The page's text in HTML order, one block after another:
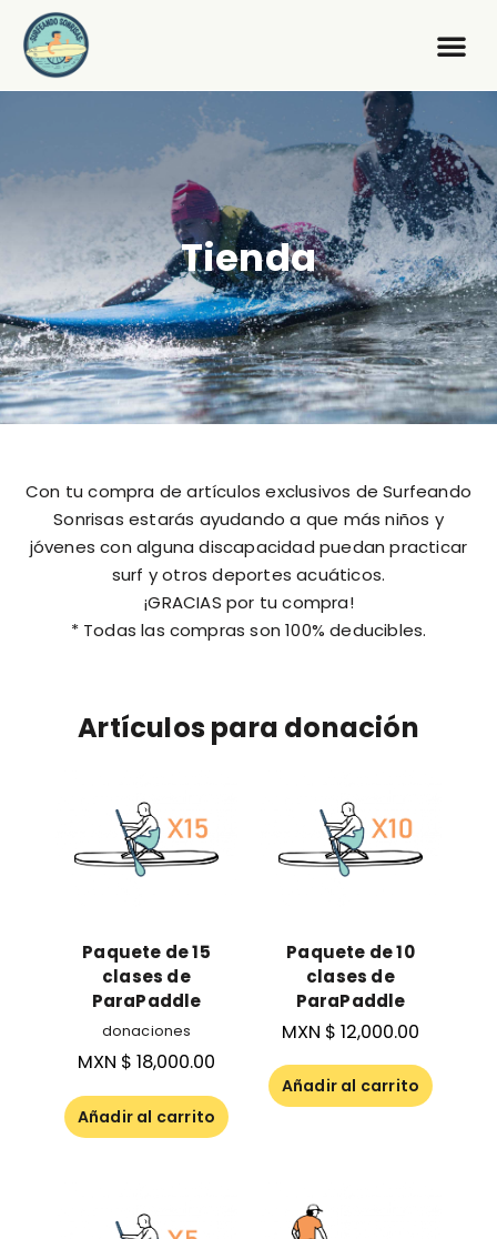
Tienda
Con tu compra de artículos exclusivos de Surfeando
Sonrisas estarás ayudando a que más niños y
jóvenes con alguna discapacidad puedan practicar
surf y otros deportes acuáticos.
¡GRACIAS por tu compra!
* Todas las compras son 100% deducibles.
Artículos para donación
Paquete de 15
clases de
ParaPaddle
donaciones
MXN $ 18,000.00
Añadir al carrito
Paquete de 10
clases de
ParaPaddle
MXN $ 12,000.00
Añadir al carrito